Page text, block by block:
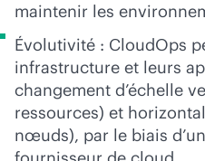
maintenir les
Évolutivité : CloudOps
infrastructure et leurs
changement d’échelle
ressources) et
nœuds), par le biais